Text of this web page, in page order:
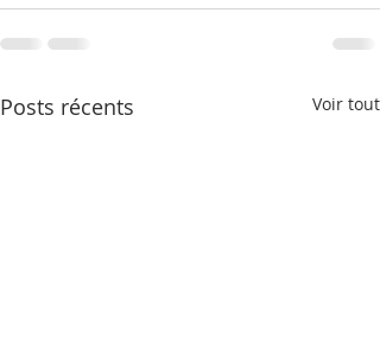
Posts récents Voir tout